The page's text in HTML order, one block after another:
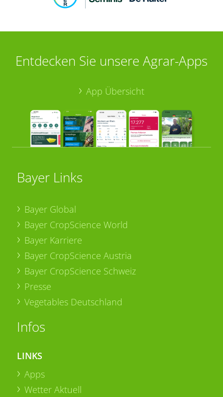
Entdecken Sie unsere Agrar-Apps
App Übersicht
Bayer Links
Bayer Global
Bayer CropScience World
Bayer Karriere
Bayer CropScience Austria
Bayer CropScience Schweiz
Presse
Vegetables Deutschland
Infos
LINKS
Apps
Wetter Aktuell